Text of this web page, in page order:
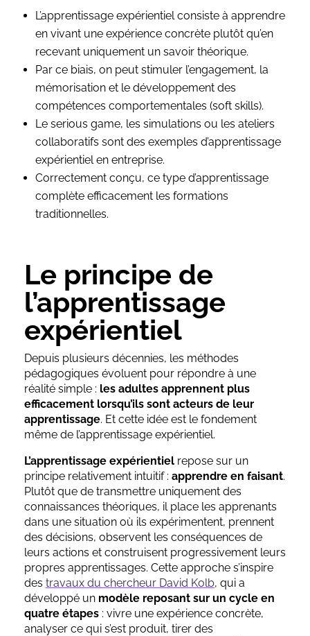
L’apprentissage expérientiel consiste à apprendre
en vivant une expérience concrète plutôt qu’en
recevant uniquement un savoir théorique.
Par ce biais, on peut stimuler l’engagement, la
mémorisation et le développement des
compétences comportementales (soft skills).
Le serious game, les simulations ou les ateliers
collaboratifs sont des exemples d’apprentissage
expérientiel en entreprise.
Correctement conçu, ce type d’apprentissage
complète efficacement les formations
traditionnelles.
Le principe de
l’apprentissage
expérientiel
Depuis plusieurs décennies, les méthodes
pédagogiques évoluent pour répondre à une
réalité simple : les adultes apprennent plus
efficacement lorsqu’ils sont acteurs de leur
apprentissage. Et cette idée est le fondement
même de l’apprentissage expérientiel.
L’apprentissage expérientiel repose sur un
principe relativement intuitif : apprendre en faisant.
Plutôt que de transmettre uniquement des
connaissances théoriques, il place les apprenants
dans une situation où ils expérimentent, prennent
des décisions, observent les conséquences de
leurs actions et construisent progressivement leurs
propres apprentissages. Cette approche s’inspire
des travaux du chercheur David Kolb, qui a
développé un modèle reposant sur un cycle en
quatre étapes : vivre une expérience concrète,
analyser ce qui s’est produit, tirer des